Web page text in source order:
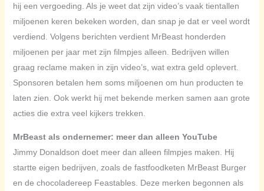
hij een vergoeding. Als je weet dat zijn video’s vaak tientallen
miljoenen keren bekeken worden, dan snap je dat er veel wordt
verdiend. Volgens berichten verdient MrBeast honderden
miljoenen per jaar met zijn filmpjes alleen. Bedrijven willen
graag reclame maken in zijn video’s, wat extra geld oplevert.
Sponsoren betalen hem soms miljoenen om hun producten te
laten zien. Ook werkt hij met bekende merken samen aan grote
acties die extra veel kijkers trekken.
MrBeast als ondernemer: meer dan alleen YouTube
Jimmy Donaldson doet meer dan alleen filmpjes maken. Hij
startte eigen bedrijven, zoals de fastfoodketen MrBeast Burger
en de chocoladereep Feastables. Deze merken begonnen als